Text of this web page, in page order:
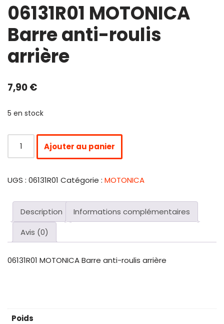
06131R01 MOTONICA
Barre anti-roulis
arrière
7,90€
5 en stock
Ajouter au panier
UGS : 06131R01 Catégorie : MOTONICA
Description
Informations complémentaires
Avis (0)
06131R01 MOTONICA Barre anti-roulis arrière
Poids